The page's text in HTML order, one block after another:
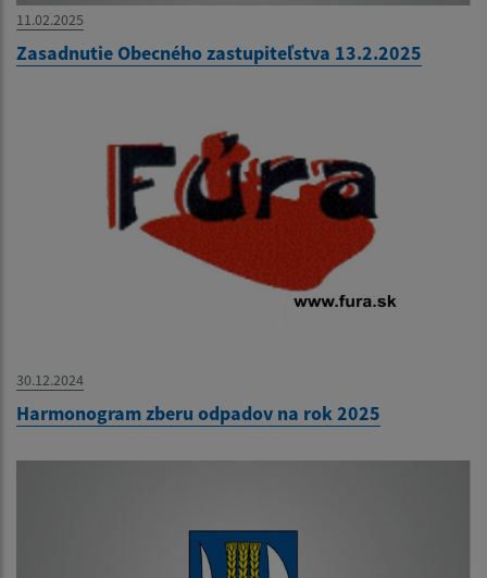
11.02.2025
Zasadnutie Obecného zastupiteľstva 13.2.2025
30.12.2024
Harmonogram zberu odpadov na rok 2025